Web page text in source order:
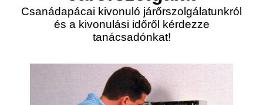
Csanádapácai kivonuló járőrszolgálatunkról
és a kivonulási időről kérdezze
tanácsadónkat!